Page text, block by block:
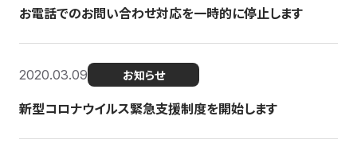
お電話でのお問い合わせ対応を一時的に停止します
2020.03.09 お知らせ
新型コロナウイルス緊急支援制度を開始します